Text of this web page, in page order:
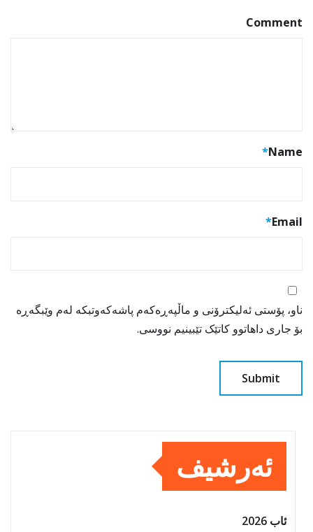
Comment
Name
*
Email
*
ناو، پۆستی ئەلیکترۆنی و ماڵپەڕەکەم پاشەکەوتبکە لەم وێبگەڕە
بۆ جاری داهاتوو کاتێک تێبینیم نووسی.
ئەرشیف
ئاب 2026